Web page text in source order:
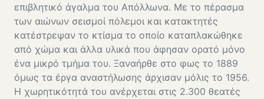
επιβλητικό άγαλμα του Απόλλωνα. Με το πέρασμα
των αιώνων σεισμοί πόλεμοι και κατακτητές
κατέστρεψαν το κτίσμα το οποίο καταπλακώθηκε
από χώμα και άλλα υλικά που άφησαν ορατό μόνο
ένα μικρό τμήμα του. Ξαναήρθε στο φως το 1889
όμως τα έργα αναστήλωσης άρχισαν μόλις το 1956.
Η χωρητικότητά του ανέρχεται στις 2.300 θεατές